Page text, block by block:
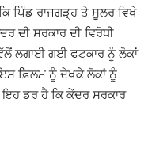
ਪਿੰਡ ਰਾਜਗੜ੍ਹ ਤੇ ਸੂਲਰ ਵਿਖੇ
ਦੀ ਸਰਕਾਰ ਦੀ ਵਿਰੋਧੀ
ਲਗਾਈ ਗਈ ਫਟਕਾਰ ਨੂੰ ਲੋਕਾਂ
ਫ਼ਿਲਮ ਨੂੰ ਦੇਖਕੇ ਲੋਕਾਂ ਨੂੰ
ਇਹ ਡਰ ਹੈ ਕਿ ਕੇਂਦਰ ਸਰਕਾਰ